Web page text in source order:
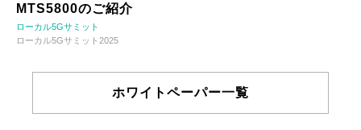
MTS5800のご紹介
ローカル5Gサミット
ローカル5Gサミット2025
ホワイトペーパー一覧